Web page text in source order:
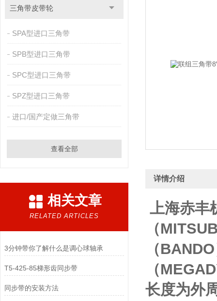
三角带皮带轮
SPA型进口三角带
SPB型进口三角带
SPC型进口三角带
SPZ型进口三角带
进口/国产定做三角带
查看全部
相关文章
RELATED ARTICLES
3分钟带你了解什么是调心球轴承
T5-425-85梯形齿同步带
同步带的安装方法
详情介绍
上海赤丰
（
（
（
长度为外